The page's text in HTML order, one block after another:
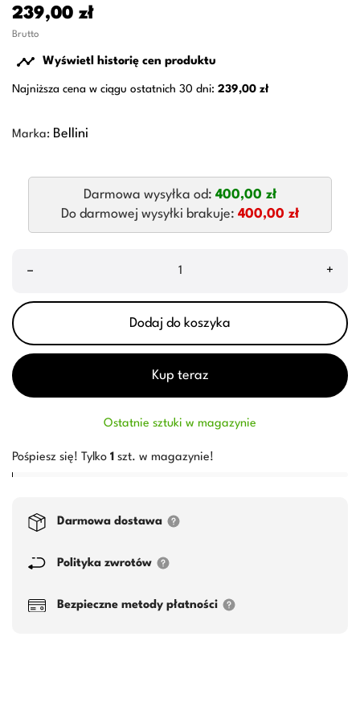
239,00 zł
Brutto
 Wyświetl historię cen produktu
Najniższa cena w ciągu ostatnich 30 dni: 239,00 zł
Marka: Bellini
Darmowa wysyłka od: 400,00 zł
Do darmowej wysyłki brakuje: 400,00 zł
– +
Dodaj do koszyka
Kup teraz
Ostatnie sztuki w magazynie
Pośpiesz się! Tylko 1 szt. w magazynie!
Darmowa dostawa
Polityka zwrotów
Bezpieczne metody płatności